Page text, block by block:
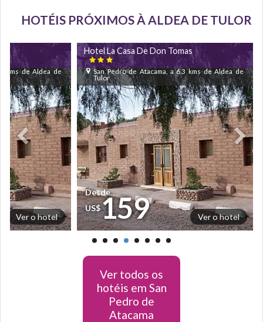
HOTÉIS PRÓXIMOS À ALDEA DE TULOR
kms de Aldea de
Ver o hotel
Hotel La Casa De Don Tomas

San Pedro de Atacama, a 6,3 kms de Aldea de
Tulor
Ver o hotel
Desde
US$159
Ver todos os
hotéis em San
Pedro de
Atacama